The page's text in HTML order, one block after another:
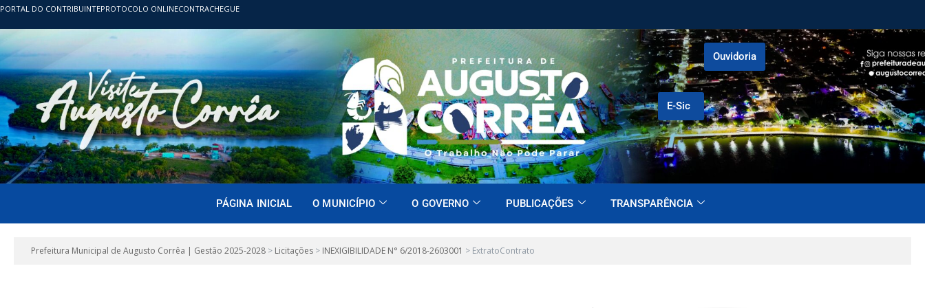
PORTAL DO CONTRIBUINTEPROTOCOLO ONLINECONTRACHEGUE
E-Sic
Ouvidoria
PÁGINA INICIAL O MUNICÍPIO O GOVERNO PUBLICAÇÕES TRANSPARÊNCIA
Prefeitura Municipal de Augusto Corrêa | Gestão 2025-2028 > Licitações > INEXIGIBILIDADE N° 6/2018-2603001 > ExtratoContrato